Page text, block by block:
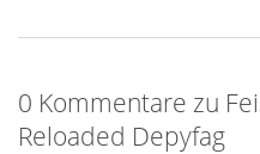
0 Kommentare zu
Reloaded Depyfag